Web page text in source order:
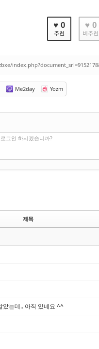
♥ 0
추천
♥ 0
비추천
Me2day Yozm
그인 하시겠습니까?
제목
았는데.. 아직 있네요 ^^